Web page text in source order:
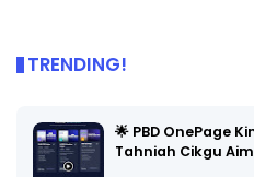
TRENDING!
🌟 PBD OnePage
Tahniah Cikgu